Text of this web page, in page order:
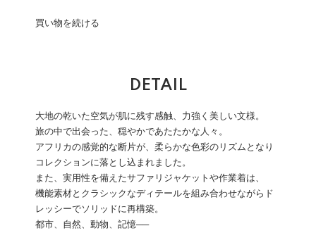
買い物を続ける
DETAIL
大地の乾いた空気が肌に残す感触、力強く美しい文様。
旅の中で出会った、穏やかであたたかな人々。
アフリカの感覚的な断片が、柔らかな色彩のリズムとなり
コレクションに落とし込まれました。
また、実用性を備えたサファリジャケットや作業着は、
機能素材とクラシックなディテールを組み合わせながらド
レッシーでソリッドに再構築。
都市、自然、動物、記憶──